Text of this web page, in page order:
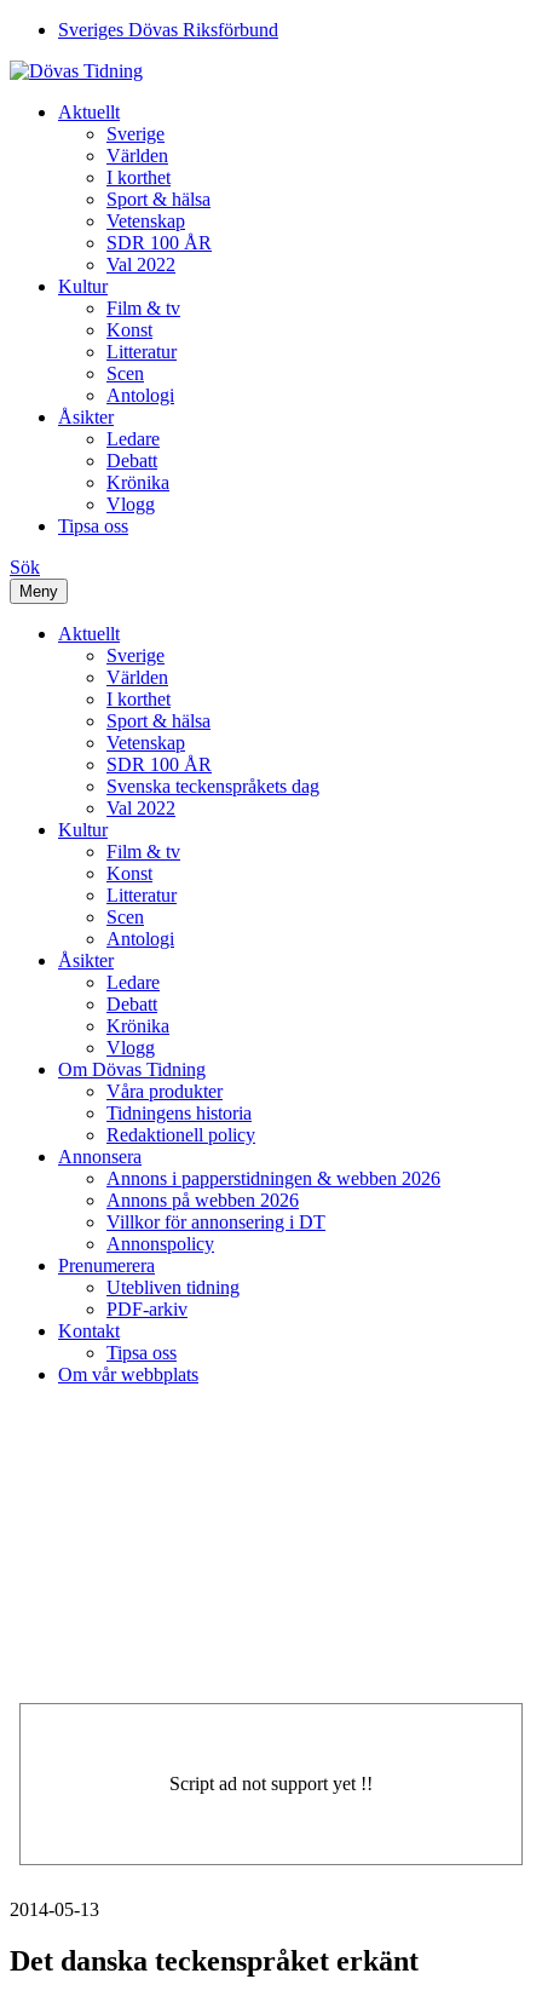
Sveriges Dövas Riksförbund
Aktuellt
Sverige
Världen
I korthet
Sport & hälsa
Vetenskap
SDR 100 ÅR
Val 2022
Kultur
Film & tv
Konst
Litteratur
Scen
Antologi
Åsikter
Ledare
Debatt
Krönika
Vlogg
Tipsa oss
Sök
Meny
Aktuellt
Sverige
Världen
I korthet
Sport & hälsa
Vetenskap
SDR 100 ÅR
Svenska teckenspråkets dag
Val 2022
Kultur
Film & tv
Konst
Litteratur
Scen
Antologi
Åsikter
Ledare
Debatt
Krönika
Vlogg
Om Dövas Tidning
Våra produkter
Tidningens historia
Redaktionell policy
Annonsera
Annons i papperstidningen & webben 2026
Annons på webben 2026
Villkor för annonsering i DT
Annonspolicy
Prenumerera
Utebliven tidning
PDF-arkiv
Kontakt
Tipsa oss
Om vår webbplats
2014-05-13
Det danska teckenspråket erkänt